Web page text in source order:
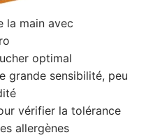
la main avec
optimal
grande sensibilité, peu
vérifier la tolérance
allergènes